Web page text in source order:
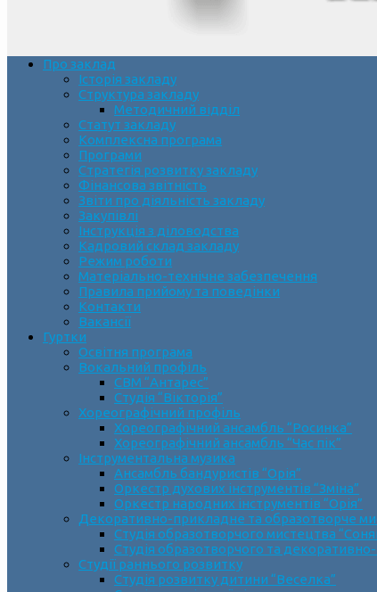
Про заклад
Історія закладу
Структура закладу
Методичний відділ
Статут закладу
Комплексна програма
Програми
Стратегія розвитку закладу
Фінансова звітність
Звіти про діяльність закладу
Закупівлі
Інструкція з діловодства
Кадровий склад закладу
Режим роботи
Матеріально-технічне забезпечення
Правила прийому та поведінки
Контакти
Вакансії
Гуртки
Освітня програма
Вокальний профіль
СВМ “Антарес”
Студія “Вікторія”
Хореографічний профіль
Хореографічний ансамбль “Росинка”
Хореографічний ансамбль “Час пік”
Інструментальна музика
Ансамбль бандуристів “Орія”
Оркестр духових інструментів “Зміна”
Оркестр народних інструментів “Орія”
Декоративно-прикладне та образотворче
Cтудія образотворчого мистецтва
Студія образотворчого та
Студії раннього розвитку
Студія розвитку дитини “Веселка”